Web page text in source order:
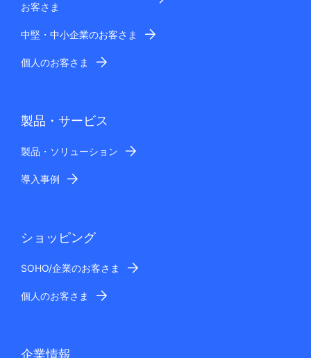
お客さま
中堅・中小企業のお客さま
個人のお客さま
製品・サービス
製品・ソリューション
導入事例
ショッピング
SOHO/企業のお客さま
個人のお客さま
企業情報